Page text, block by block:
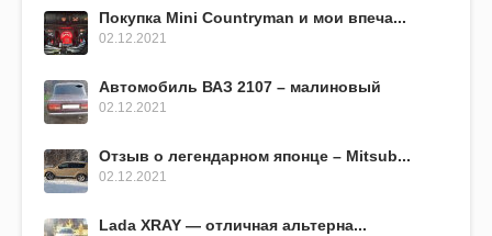
Покупка Mini Countryman и мои впеча...
02.12.2021
Автомобиль ВАЗ 2107 – малиновый
02.12.2021
Отзыв о легендарном японце – Mitsub...
02.12.2021
Lada XRAY — отличная альтерна...